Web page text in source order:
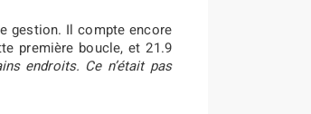
gestion. Il compte encore
première boucle, et 21.9
endroits. Ce n’était pas